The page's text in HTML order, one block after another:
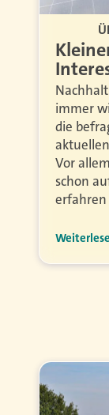
immer
die
Vor
schon
erfahren